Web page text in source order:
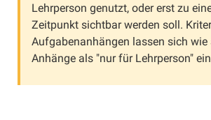
Lehrperson genutzt, oder erst zu
Zeitpunkt sichtbar werden soll.
Aufgabenanhängen lassen sich wie
Anhänge als "nur für Lehrperson"